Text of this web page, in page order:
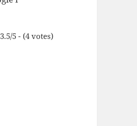
3.5/5 - (4 votes)